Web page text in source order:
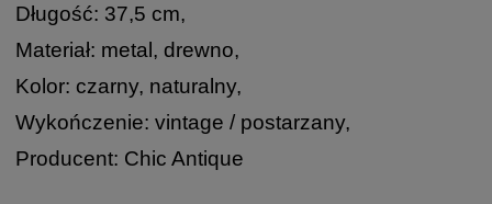
Długość: 37,5 cm,
Materiał: metal, drewno,
Kolor: czarny, naturalny,
Wykończenie: vintage / postarzany,
Producent: Chic Antique